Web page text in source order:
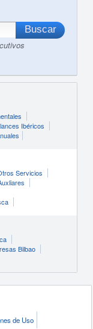
Ibéricos
Servicios
Bilbao
de Uso